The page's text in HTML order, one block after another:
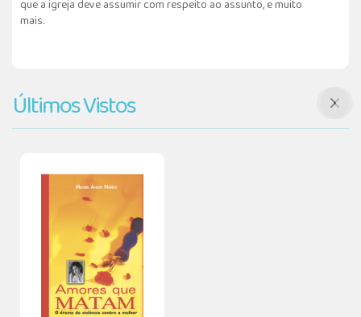
que a igreja deve assumir com respeito ao assunto, e muito
mais.
Últimos Vistos